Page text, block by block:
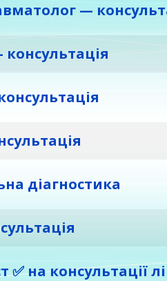
—
діагностика
✅ на консультації